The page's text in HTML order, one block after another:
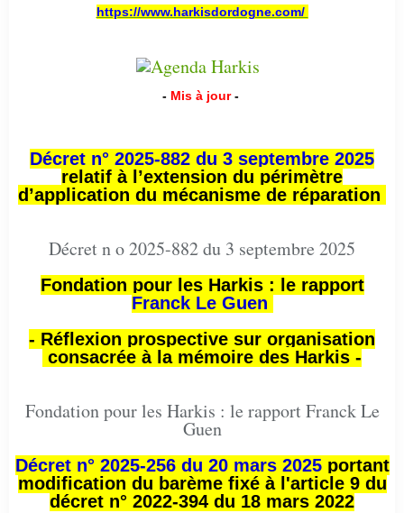
https://www.harkisdordogne.com/
- Mis à jour -
Décret n° 2025-882 du 3 septembre 2025
relatif à l’extension du périmètre
d’application du mécanisme de réparation
Décret n o 2025-882 du 3 septembre 2025
Fondation pour les Harkis : le rapport
Franck Le Guen
- Réflexion prospective sur organisation
consacrée à la mémoire des Harkis -
Fondation pour les Harkis : le rapport Franck Le
Guen
Décret n° 2025-256 du 20 mars 2025portant
modification du barème fixé à l'article 9 du
décret n° 2022-394 du 18 mars 2022